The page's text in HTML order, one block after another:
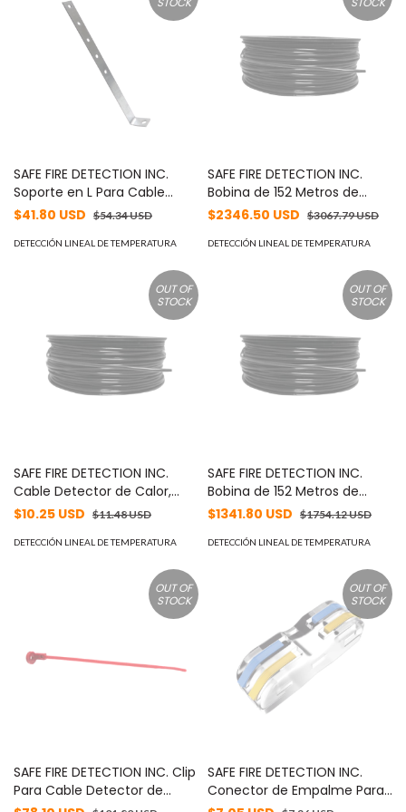
racks y charolas, compatible
con otras marcas
SAFE FIRE DETECTION INC.
Soporte en L Para Cable
Detector de Calor MOD: RS-
$41.80 USD $54.34 USD
DETECCIÓN LINEAL DE TEMPERATURA
SAFE FIRE DETECTION INC.
Bobina de 152 Metros de
Cable Detector de Calor,
Recubrimiento de Nylon
Exterior, con Guía Acerada
$2346.50 USD $3067.79 USD
DETECCIÓN LINEAL DE TEMPERATURA
OUT OF
STOCK
SAFE FIRE DETECTION INC.
Cable Detector de Calor,
Temperatura Fija 185 °C,
365NG
$10.25 USD $11.48 USD
DETECCIÓN LINEAL DE TEMPERATURA
OUT OF
STOCK
SAFE FIRE DETECTION INC.
Bobina de 152 Metros de
Cable Detector de Calor,
Recubrimiento de Nylon
Exterior, con Guía Acerada
MOD: TC-455NG-500
$1341.80 USD $1754.12 USD
DETECCIÓN LINEAL DE TEMPERATURA
OUT OF
STOCK
SAFE FIRE DETECTION INC. Clip
Para Cable Detector de
OUT OF
STOCK
SAFE FIRE DETECTION INC.
Conector de Empalme Para